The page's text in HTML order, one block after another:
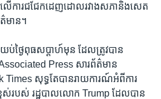
ើ​ការជជែក​ដេញដោល​រវាង​សភា​និង​សេត
មាន។
ថ្ងៃពុធ​សប្តាហ៍​មុន​ ដែល​ត្រូវ​បាន​
Press សារព័ត៌មាន
សុទ្ធ​តែ​បាន​រាយការណ៍​អំពី​ការ​
ស់​របស់ រដ្ឋបាល​លោក Trump ដែល​បាន​